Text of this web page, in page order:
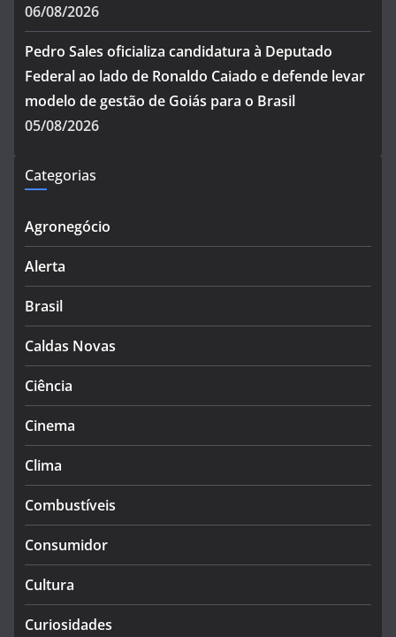
06/08/2026
Pedro Sales oficializa candidatura à Deputado
Federal ao lado de Ronaldo Caiado e defende levar
modelo de gestão de Goiás para o Brasil
05/08/2026
Categorias
Agronegócio
Alerta
Brasil
Caldas Novas
Ciência
Cinema
Clima
Combustíveis
Consumidor
Cultura
Curiosidades